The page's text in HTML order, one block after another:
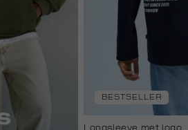
BESTSELLER
Longsleeve met logo